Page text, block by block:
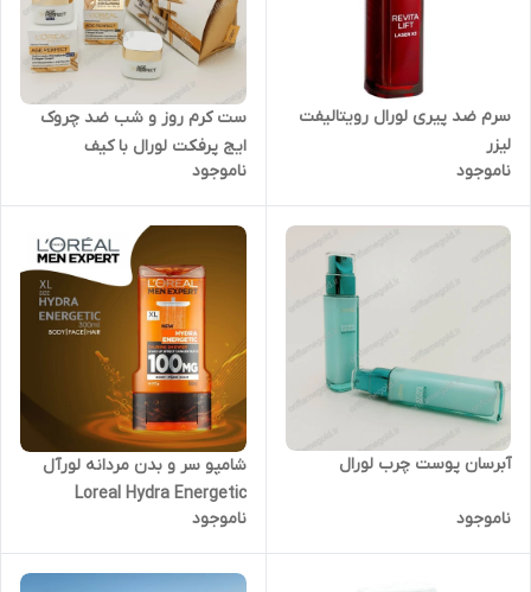
سرم ضد پیری لورال رویتالیفت
لیزر
ناموجود
ست کرم روز و شب ضد چروک
ایج پرفکت لورال با کیف
ناموجود
آبرسان پوست چرب لورال
ناموجود
شامپو سر و بدن مردانه لورآل
Loreal Hydra Energetic
ناموجود